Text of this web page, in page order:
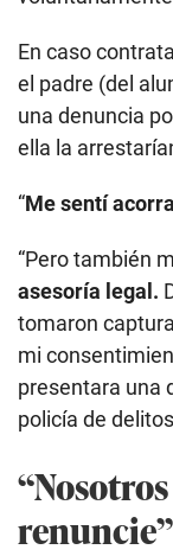
En caso
el padre (del
una denuncia
ella la
“Me sentí
“Pero también
asesoría legal.
tomaron
mi
presentara una
policía de
renuncie”